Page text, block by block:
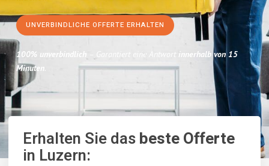
UNVERBINDLICHE OFFERTE ERHALTEN
100% unverbindlich – Garantiert eine Antwort innerhalb von 15
Minuten.
Erhalten Sie dasbeste Offerte
in Luzern: